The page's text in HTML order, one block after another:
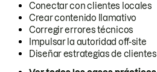
Conectar con clientes locales
Crear contenido llamativo
Corregir errores técnicos
Impulsar la autoridad off-site
Diseñar estrategias de clientes